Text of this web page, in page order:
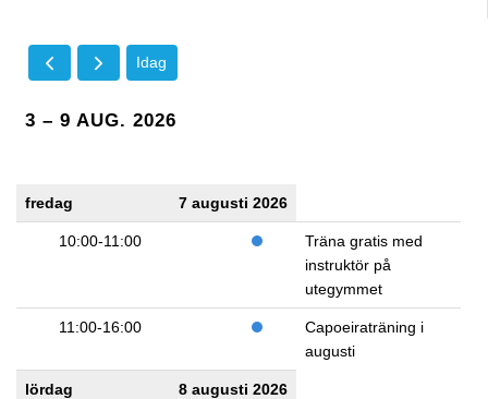
Idag
3 – 9 AUG. 2026
fredag 7 augusti 2026
10:00-11:00
Träna gratis med
instruktör på
utegymmet
11:00-16:00
Capoeiraträning i
augusti
lördag 8 augusti 2026